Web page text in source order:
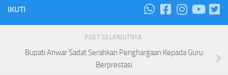
IKUTI
POST SELANJUTNYA
Bupati Anwar Sadat Serahkan Penghargaan Kepada Guru
Berprestasi